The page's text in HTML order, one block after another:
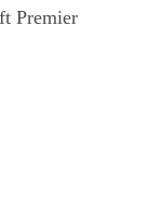
Premier